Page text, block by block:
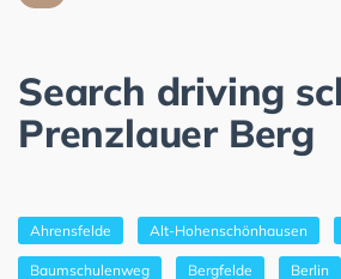
Search driving
Prenzlauer Berg
Ahrensfelde Alt-Hohenschönhausen
Baumschulenweg Bergfelde Berlin